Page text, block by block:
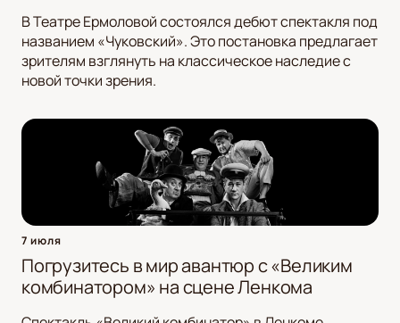
В Театре Ермоловой состоялся дебют спектакля под
названием «Чуковский». Это постановка предлагает
зрителям взглянуть на классическое наследие с
новой точки зрения.
7 июля
Погрузитесь в мир авантюр с «Великим
комбинатором» на сцене Ленкома